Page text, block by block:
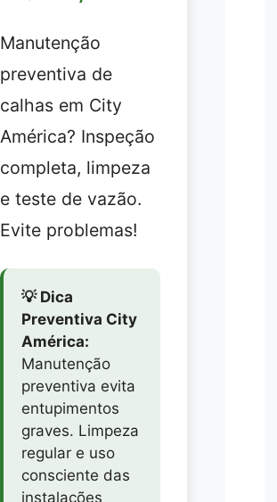
Manutenção
preventiva de
calhas em City
América? Inspeção
completa, limpeza
e teste de vazão.
Evite problemas!
💡 Dica
Preventiva City
América:
Manutenção
preventiva evita
entupimentos
graves. Limpeza
regular e uso
consciente das
instalações